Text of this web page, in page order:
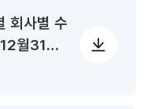
회사별 수
월31일